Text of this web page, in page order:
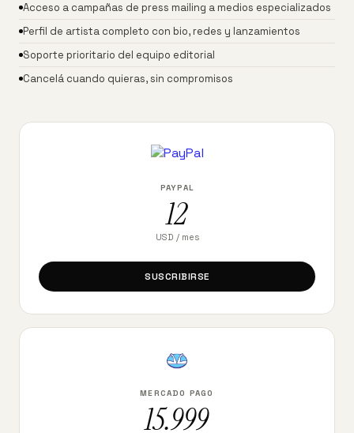
Acceso a campañas de press mailing a medios especializados
Perfil de artista completo con bio, redes y lanzamientos
Soporte prioritario del equipo editorial
Cancelá cuando quieras, sin compromisos
PAYPAL
12
USD / mes
SUSCRIBIRSE
MERCADO PAGO
15.999